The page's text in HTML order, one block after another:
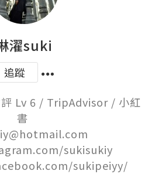
濯suki
追蹤
Lv 6 / TripAdvisor / 小紅
書
sukisukiy
sukipeiyy/